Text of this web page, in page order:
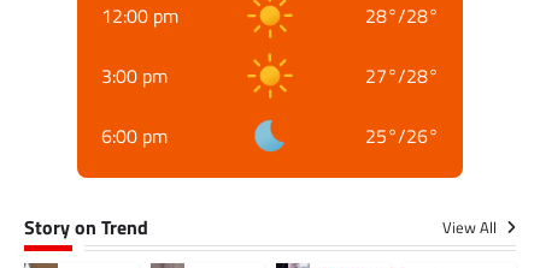
12:00 pm 28°/28°
3:00 pm 27°/28°
6:00 pm 25°/26°
Story on Trend View All